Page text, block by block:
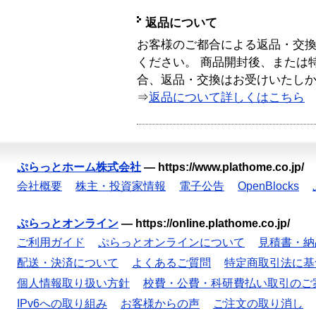
返品について
お客様のご都合による返品・交
ください。 商品開封後、または
合、返品・交換はお受けいたし
⇒返品について詳しくはこちら
ぷらっとホーム株式会社 — https://www.plathome.co.jp/
会社概要
株主・投資家情報 電子公告 OpenBlocks
ぷらっとオンライン — https://online.plathome.co.jp/
ご利用ガイド
ぷらっとオンラインについて
見積書・
配送・決済について
よくあるご質問
特定商取引法に
個人情報取り扱い方針
校費・公費・科研費払い取引のご
IPv6への取り組み
お客様からの声 ご注文の取り消し